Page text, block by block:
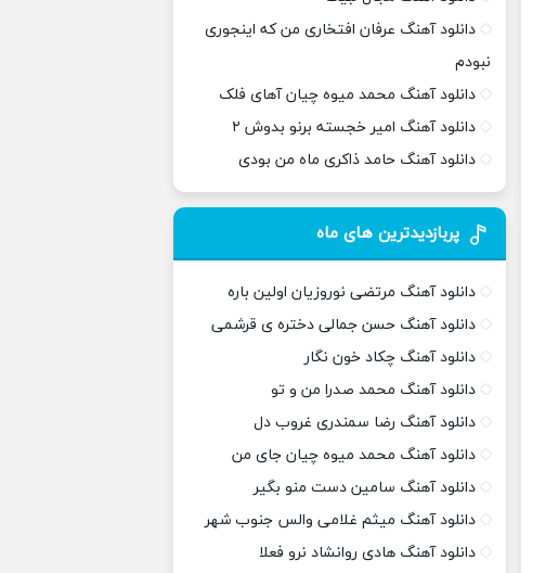
دانلود آهنگ عرفان افتخاری من که اینجوری
نبودم
دانلود آهنگ محمد میوه چیان آهای فلک
دانلود آهنگ امیر خجسته برنو بدوش ۲
دانلود آهنگ حامد ذاکری ماه من بودی
پربازدیدترین های ماه
دانلود آهنگ مرتضی نوروزیان اولین باره
دانلود آهنگ حسن جمالی دختره ی قرشمی
دانلود آهنگ چکاد خون نگار
دانلود آهنگ محمد صدرا من و تو
دانلود آهنگ رضا سمندری غروب دل
دانلود آهنگ محمد میوه چیان جای من
دانلود آهنگ سامین دست منو بگیر
دانلود آهنگ میثم غلامی والس جنوب شهر
دانلود آهنگ هادی روانشاد نرو فعلا